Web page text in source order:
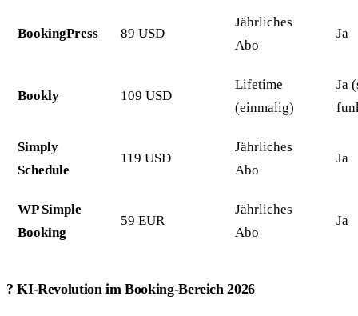
BookingPress 89 USD
Jährliches
Abo
Ja
Bookly 109 USD
Lifetime
(einmalig)
Ja
Simply
Schedule
119 USD
Jährliches
Abo
Ja
WP Simple
Booking
59 EUR
Jährliches
Abo
Ja
? KI-Revolution im Booking-Bereich 2026